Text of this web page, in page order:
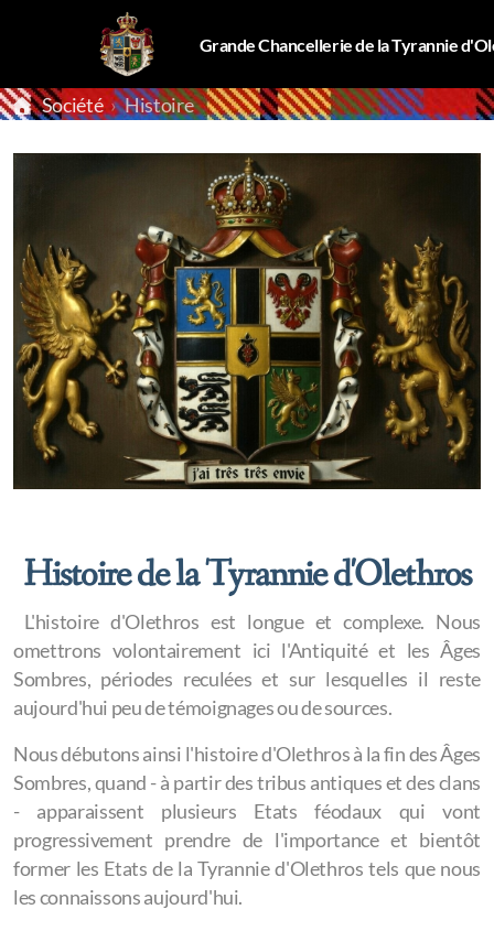
Grande Chancellerie de la Tyrannie
Société Histoire
Histoire de la Tyrannie d'Olethros
L'histoire d'Olethros est longue et complexe. Nous
omettrons volontairement ici l'Antiquité et les Âges
Sombres, périodes reculées et sur lesquelles il reste
aujourd'hui peu de témoignages ou de sources.
Nous débutons ainsi l'histoire d'Olethros à la fin des Âges
Sombres, quand - à partir des tribus antiques et des clans
- apparaissent plusieurs Etats féodaux qui vont
progressivement prendre de l'importance et bientôt
former les Etats de la Tyrannie d'Olethros tels que nous
les connaissons aujourd'hui. ​
Symboles
Histoire
Transports
Ville d'Addictionville
Commerce
Infrastructures & Industrie
Gouvernement
Haut Conseil
Grande Chancellerie
Corps Diplomatique
Parlement
Maison du Tyran